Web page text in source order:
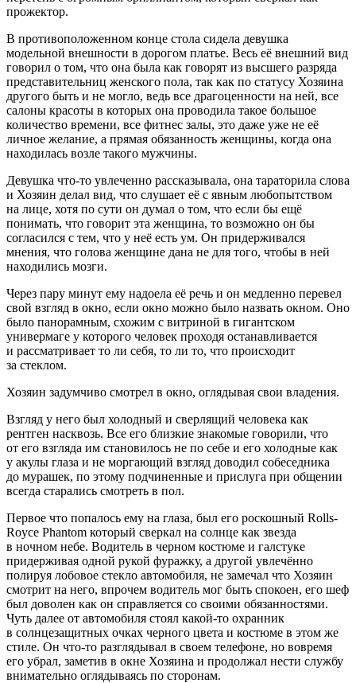
прожектор.
В противоположенном конце стола сидела девушка
модельной внешности в дорогом платье. Весь её внешний вид
говорил о том, что она была как говорят из высшего разряда
представительниц женского пола, так как по статусу Хозяина
другого быть и не могло, ведь все драгоценности на ней, все
салоны красоты в которых она проводила такое большое
количество времени, все фитнес залы, это даже уже не её
личное желание, а прямая обязанность женщины, когда она
находилась возле такого мужчины.
Девушка что-то увлеченно рассказывала, она тараторила слова
и Хозяин делал вид, что слушает её с явным любопытством
на лице, хотя по сути он думал о том, что если бы ещё
понимать, что говорит эта женщина, то возможно он бы
согласился с тем, что у неё есть ум. Он придерживался
мнения, что голова женщине дана не для того, чтобы в ней
находились мозги.
Через пару минут ему надоела её речь и он медленно перевел
свой взгляд в окно, если окно можно было назвать окном. Оно
было панорамным, схожим с витриной в гигантском
универмаге у которого человек проходя останавливается
и рассматривает то ли себя, то ли то, что происходит
за стеклом.
Хозяин задумчиво смотрел в окно, оглядывая свои владения.
Взгляд у него был холодный и сверлящий человека как
рентген насквозь. Все его близкие знакомые говорили, что
от его взгляда им становилось не по себе и его холодные как
у акулы глаза и не моргающий взгляд доводил собеседника
до мурашек, по этому подчиненные и прислуга при общении
всегда старались смотреть в пол.
Первое что попалось ему на глаза, был его роскошный Rolls-
Royce Phantom который сверкал на солнце как звезда
в ночном небе. Водитель в черном костюме и галстуке
придерживая одной рукой фуражку, а другой увлечённо
полируя лобовое стекло автомобиля, не замечал что Хозяин
смотрит на него, впрочем водитель мог быть спокоен, его шеф
был доволен как он справляется со своими обязанностями.
Чуть далее от автомобиля стоял какой-то охранник
в солнцезащитных очках черного цвета и костюме в этом же
стиле. Он что-то разглядывал в своем телефоне, но вовремя
его убрал, заметив в окне Хозяина и продолжал нести службу
внимательно оглядываясь по сторонам.